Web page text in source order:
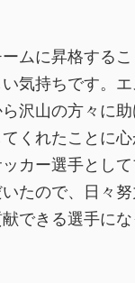
ームに昇格するこ
気持ちです。
沢山の方々に
くれたことに
カー選手とし
たので、日々
できる選手に